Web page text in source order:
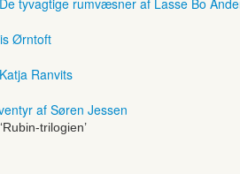
Ørntoft
Ranvits
af Søren Jessen
trilogien’